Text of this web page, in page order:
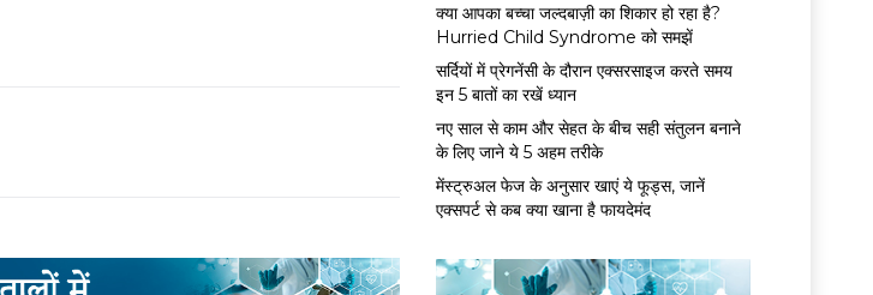
क्या आपका बच्चा जल्दबाज़ी का शिकार हो रहा है?
Hurried Child Syndrome को समझें
सर्द‍ियों में प्रेगनेंसी के दौरान एक्सरसाइज करते समय
इन 5 बातों का रखें ध्यान
नए साल से काम और सेहत के बीच सही संतुलन बनाने
के लिए जाने ये 5 अहम तरीके
मेंस्ट्रुअल फेज के अनुसार खाएं ये फूड्स, जानें
एक्सपर्ट से कब क्या खाना है फायदेमंद